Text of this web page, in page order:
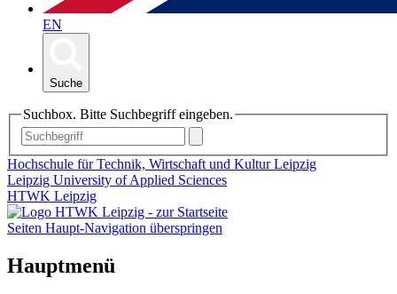
EN
Suche
Suchbox. Bitte Suchbegriff eingeben.
Hochschule für Technik, Wirtschaft und Kultur Leipzig
Leipzig University of Applied Sciences
HTWK Leipzig
Seiten Haupt-Navigation überspringen
Hauptmenü